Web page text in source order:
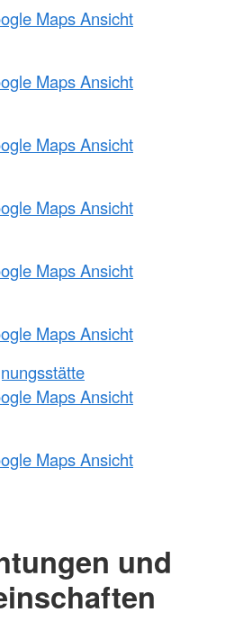
Maps Ansicht
Maps Ansicht
Maps Ansicht
Maps Ansicht
Maps Ansicht
Maps Ansicht
Maps Ansicht
Maps Ansicht
und